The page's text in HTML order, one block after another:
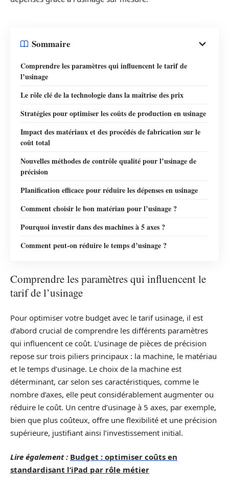
Sommaire
Comprendre les paramètres qui influencent le tarif de
l’usinage
Le rôle clé de la technologie dans la maîtrise des prix
Stratégies pour optimiser les coûts de production en usinage
Impact des matériaux et des procédés de fabrication sur le
coût total
Nouvelles méthodes de contrôle qualité pour l’usinage de
précision
Planification efficace pour réduire les dépenses en usinage
Comment choisir le bon matériau pour l’usinage ?
Pourquoi investir dans des machines à 5 axes ?
Comment peut-on réduire le temps d’usinage ?
Comprendre les paramètres qui influencent le
tarif de l’usinage
Pour optimiser votre budget avec le tarif usinage, il est
d’abord crucial de comprendre les différents paramètres
qui influencent ce coût. L’usinage de pièces de précision
repose sur trois piliers principaux : la machine, le matériau
et le temps d’usinage. Le choix de la machine est
déterminant, car selon ses caractéristiques, comme le
nombre d’axes, elle peut considérablement augmenter ou
réduire le coût. Un centre d’usinage à 5 axes, par exemple,
bien que plus coûteux, offre une flexibilité et une précision
supérieure, justifiant ainsi l’investissement initial.
Lire également : Budget : optimiser coûts en
standardisant l’iPad par rôle métier